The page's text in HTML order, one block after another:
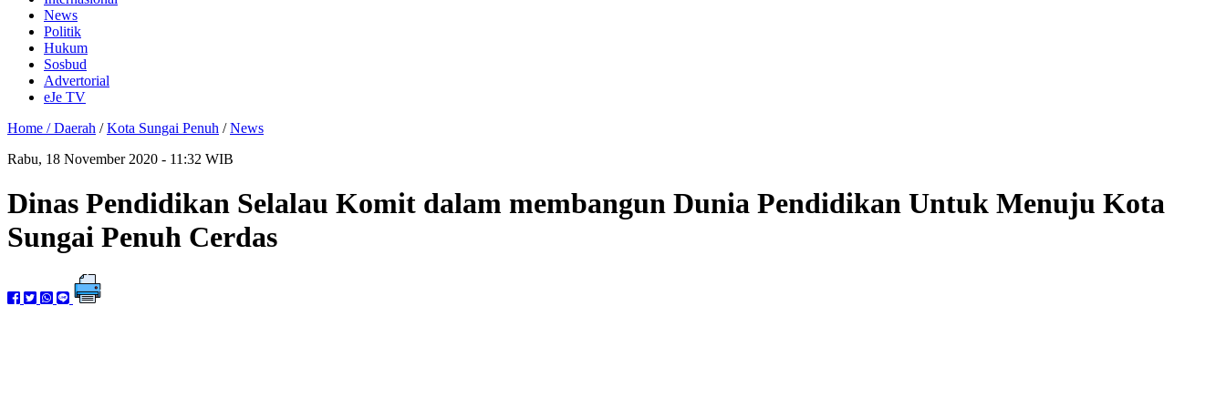
News
Politik
Hukum
Sosbud
Advertorial
eJe TV
Home /Daerah /Kota Sungai Penuh /News
Rabu, 18 November 2020 - 11:32 WIB
Dinas Pendidikan Selalau Komit dalam membangun Dunia Pendidikan Untuk Menuju Kota
Sungai Penuh Cerdas